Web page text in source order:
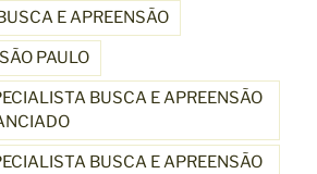
E APREENSÃO
PAULO
BUSCA E APREENSÃO
BUSCA E APREENSÃO